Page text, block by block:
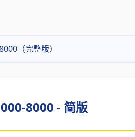
（完整版）
8000 - 简版